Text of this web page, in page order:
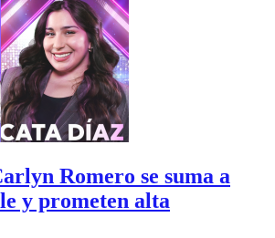
Romero se suma a
y prometen alta